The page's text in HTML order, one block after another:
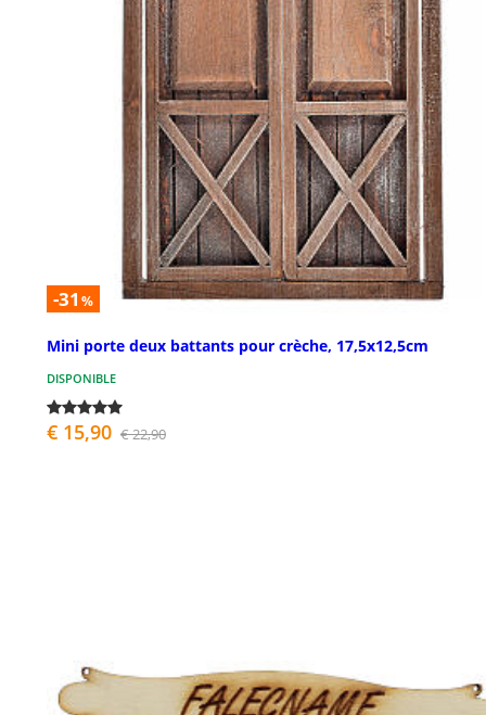
-31 %
Mini porte deux battants pour crèche, 17,5x12,5cm
DISPONIBLE
€ 15,90 € 22,90